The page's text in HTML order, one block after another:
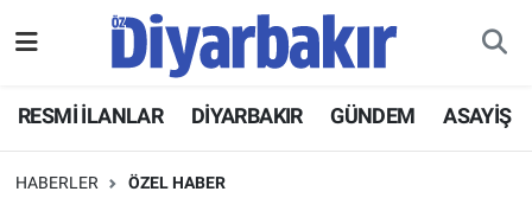
RESMİ İLANLAR DİYARBAKIR GÜNDEM ASAYİŞ
HABERLER ÖZEL HABER
ASAYİŞ
Hava Durumu